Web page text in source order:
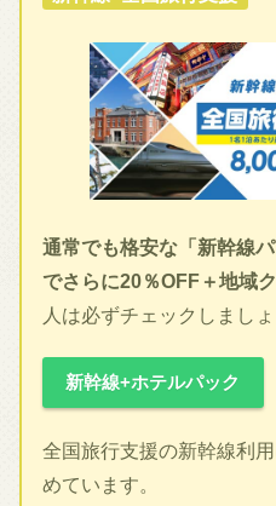
通常でも格安な「新幹線
でさらに20％OFF＋地域
人は必ずチェックしましょ
新幹線+ホテルパック
全国旅行支援の新幹線利
めています。